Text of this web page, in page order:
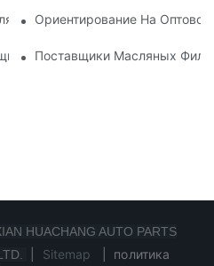
Фильтра Для Вашей
Ориентирование На
Производители Масляных
Поставщики Масляных
HUACHANG AUTO PARTS
Sitemap политика